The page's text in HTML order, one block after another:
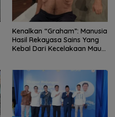
Kenalkan “Graham”: Manusia
Hasil Rekayasa Sains Yang
Kebal Dari Kecelakaan Maut